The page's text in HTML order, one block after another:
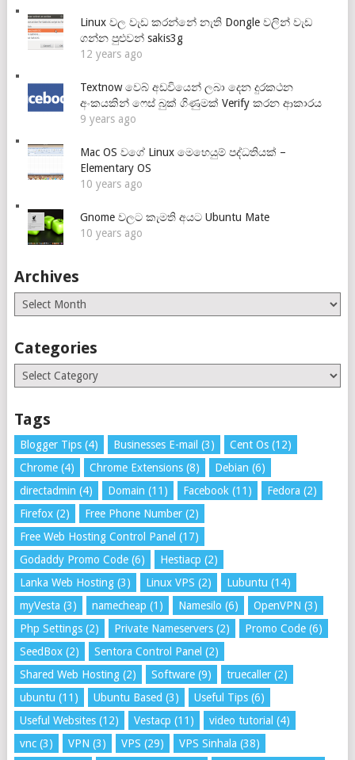
Linux වල වැඩ කරන්නේ නැති Dongle වලින් වැඩ
ගන්න පුළුවන් sakis3g
12 years ago
Textnow වෙබ් අඩවියෙන් ලබා දෙන දුරකථන
අංකයකින් ෆෙස් බුක් ගිණුමක් Verify කරන ආකාරය
9 years ago
Mac OS වගේ Linux මෙහෙයුම් පද්ධතියක් –
Elementary OS
10 years ago
Gnome වලට කැමති අයට Ubuntu Mate
10 years ago
Archives
Archives
Categories
Categories
Tags
Blogger Tips(4) Businesses E-mail (3) Cent Os(12)
Chrome(4) Chrome Extensions(8) Debian (6)
directadmin (4) Domain (11) Facebook (11) Fedora (2)
Firefox(2) Free Phone Number(2)
Free Web Hosting Control Panel (17)
Godaddy Promo Code(6) Hestiacp (2)
Lanka Web Hosting(3) Linux VPS (2) Lubuntu (14)
myVesta (3) namecheap (1) Namesilo (6) OpenVPN (3)
Php Settings(2) Private Nameservers(2) Promo Code(6)
SeedBox(2) Sentora Control Panel (2)
Shared Web Hosting(2) Software(9) truecaller(2)
ubuntu (11) Ubuntu Based (3) Useful Tips(6)
Useful Websites(12) Vestacp (11) video tutorial (4)
vnc(3) VPN (3) VPS (29) VPS Sinhala (38)